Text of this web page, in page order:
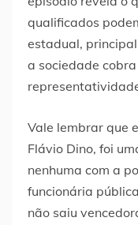
qualificados
estadual,
a sociedade
Vale lembrar que
Flávio Dino, foi
nenhuma com a
funcionária
não saiu